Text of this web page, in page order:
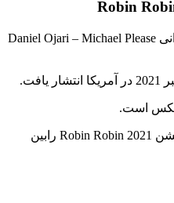
رابین رابین به نویسندگی و کارگردانی Daniel Ojari – Michael Please